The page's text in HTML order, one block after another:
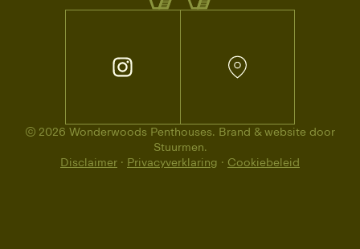
© 2026 Wonderwoods Penthouses. Brand & website door
Stuurmen.
Disclaimer · Privacyverklaring · Cookiebeleid